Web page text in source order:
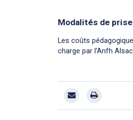
Modalités de
Les coûts
charge par l’Anfh